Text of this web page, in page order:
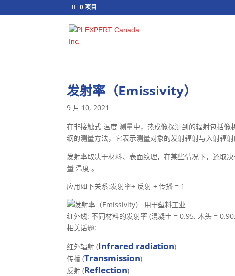
0 项目
发射率（Emissivity）
9 月 10, 2021
在非接触式 温度 测量中，热成像探测到的辐射包括
纲的测量方法，它表示测量对象的发射辐射与入射辐射
发射率取决于材料、表面纹理，在某些情况下，还取
量 温度 。
应用如下关系:发射率+ 反射 + 传播 = 1
红外线: 不同材料的发射率 (混凝土 = 0.95, 木头 =
相关话题:
红外辐射 (Infrared radiation)
传播 (Transmission)
反射 (Reflection)